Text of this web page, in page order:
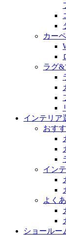
カー
ラグ&
インテリア
おす
イン
よく
ショールー